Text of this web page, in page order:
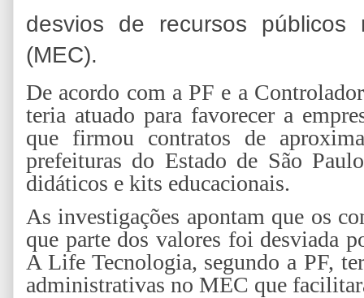
desvios de recursos públicos
(MEC).
De acordo com a PF e a
teria atuado para favorecer a
que firmou contratos de
prefeituras do Estado de São
didáticos e kits educacionais.
As investigações apontam que os
que parte dos valores foi desviada
A Life Tecnologia, segundo a PF,
administrativas no MEC que